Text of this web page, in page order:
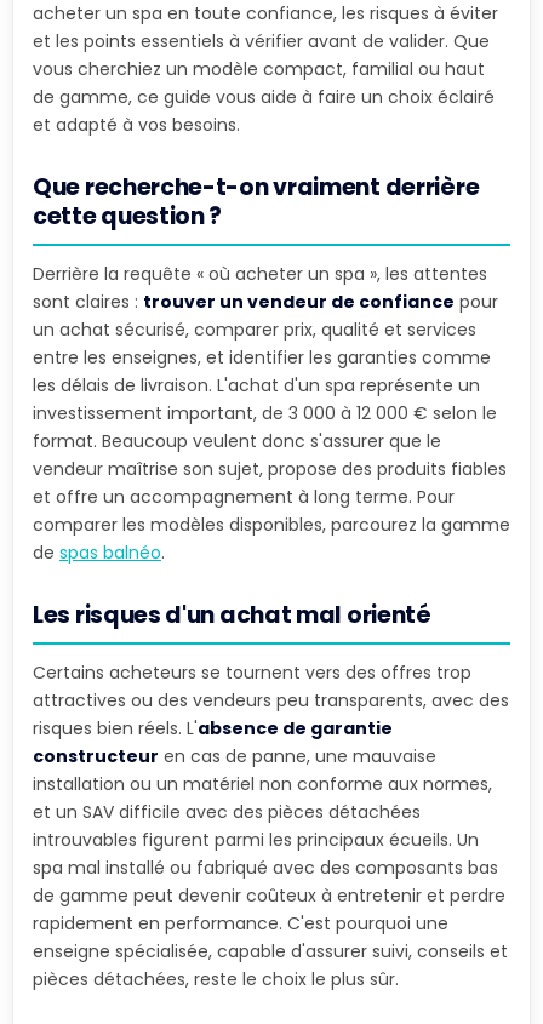
acheter un spa en toute confiance, les risques à éviter
et les points essentiels à vérifier avant de valider. Que
vous cherchiez un modèle compact, familial ou haut
de gamme, ce guide vous aide à faire un choix éclairé
et adapté à vos besoins.
Que recherche-t-on vraiment derrière
cette question ?
Derrière la requête « où acheter un spa », les attentes
sont claires : trouver un vendeur de confiance pour
un achat sécurisé, comparer prix, qualité et services
entre les enseignes, et identifier les garanties comme
les délais de livraison. L'achat d'un spa représente un
investissement important, de 3 000 à 12 000 € selon le
format. Beaucoup veulent donc s'assurer que le
vendeur maîtrise son sujet, propose des produits fiables
et offre un accompagnement à long terme. Pour
comparer les modèles disponibles, parcourez la gamme
de spas balnéo.
Les risques d'un achat mal orienté
Certains acheteurs se tournent vers des offres trop
attractives ou des vendeurs peu transparents, avec des
risques bien réels. L'absence de garantie
constructeur en cas de panne, une mauvaise
installation ou un matériel non conforme aux normes,
et un SAV difficile avec des pièces détachées
introuvables figurent parmi les principaux écueils. Un
spa mal installé ou fabriqué avec des composants bas
de gamme peut devenir coûteux à entretenir et perdre
rapidement en performance. C'est pourquoi une
enseigne spécialisée, capable d'assurer suivi, conseils et
pièces détachées, reste le choix le plus sûr.